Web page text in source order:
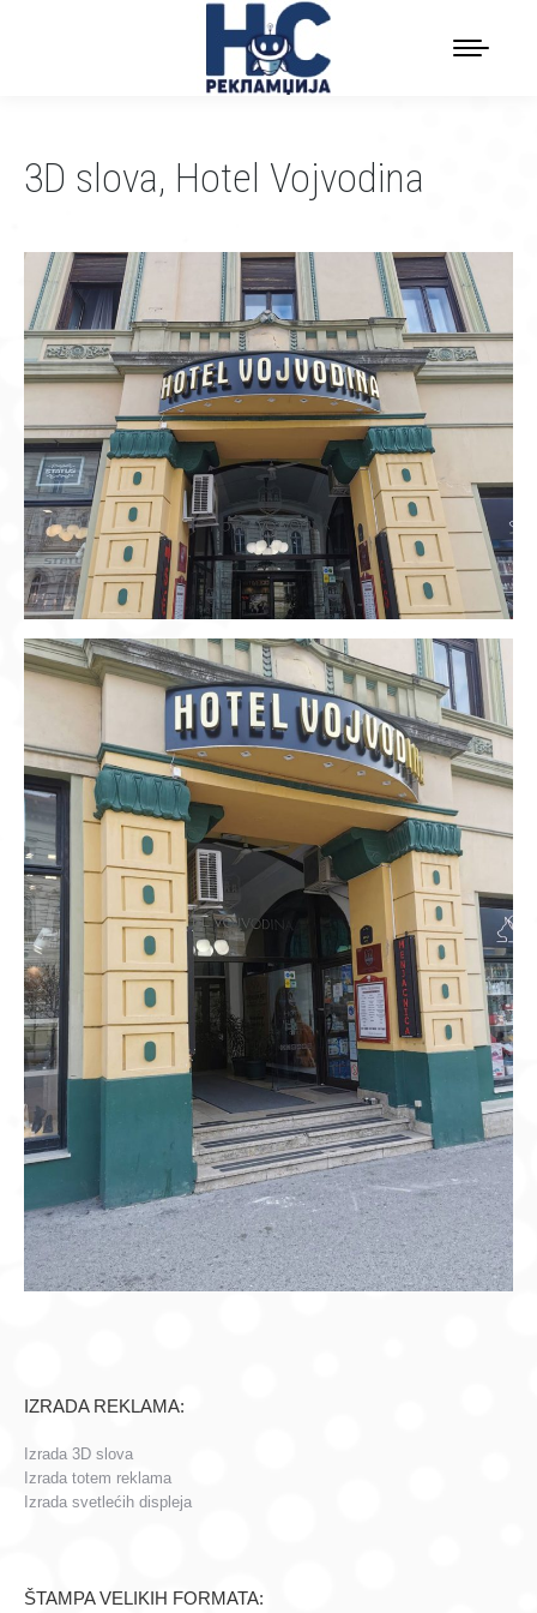
3D slova, Hotel Vojvodina
IZRADA REKLAMA:
Izrada 3D slova
Izrada totem reklama
Izrada svetlećih displeja
ŠTAMPA VELIKIH FORMATA: